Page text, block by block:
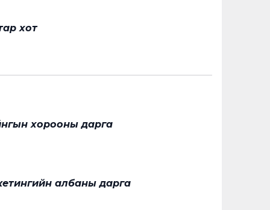
хот
хорооны дарга
албаны дарга